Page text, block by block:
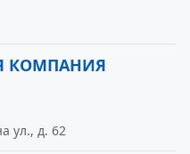
КОМПАНИЯ
ул., д. 62